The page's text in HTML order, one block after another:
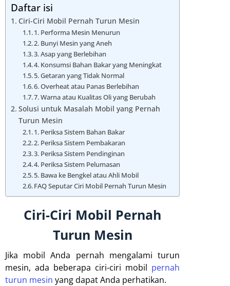
Daftar isi
Ciri-Ciri Mobil Pernah Turun Mesin
1. Performa Mesin Menurun
2. Bunyi Mesin yang Aneh
3. Asap yang Berlebihan
4. Konsumsi Bahan Bakar yang Meningkat
5. Getaran yang Tidak Normal
6. Overheat atau Panas Berlebihan
7. Warna atau Kualitas Oli yang Berubah
Solusi untuk Masalah Mobil yang Pernah
Turun Mesin
1. Periksa Sistem Bahan Bakar
2. Periksa Sistem Pembakaran
3. Periksa Sistem Pendinginan
4. Periksa Sistem Pelumasan
5. Bawa ke Bengkel atau Ahli Mobil
FAQ Seputar Ciri Mobil Pernah Turun Mesin
Ciri-Ciri Mobil Pernah
Turun Mesin
Jika mobil Anda pernah mengalami turun
mesin, ada beberapa ciri-ciri mobil pernah
turun mesin yang dapat Anda perhatikan.